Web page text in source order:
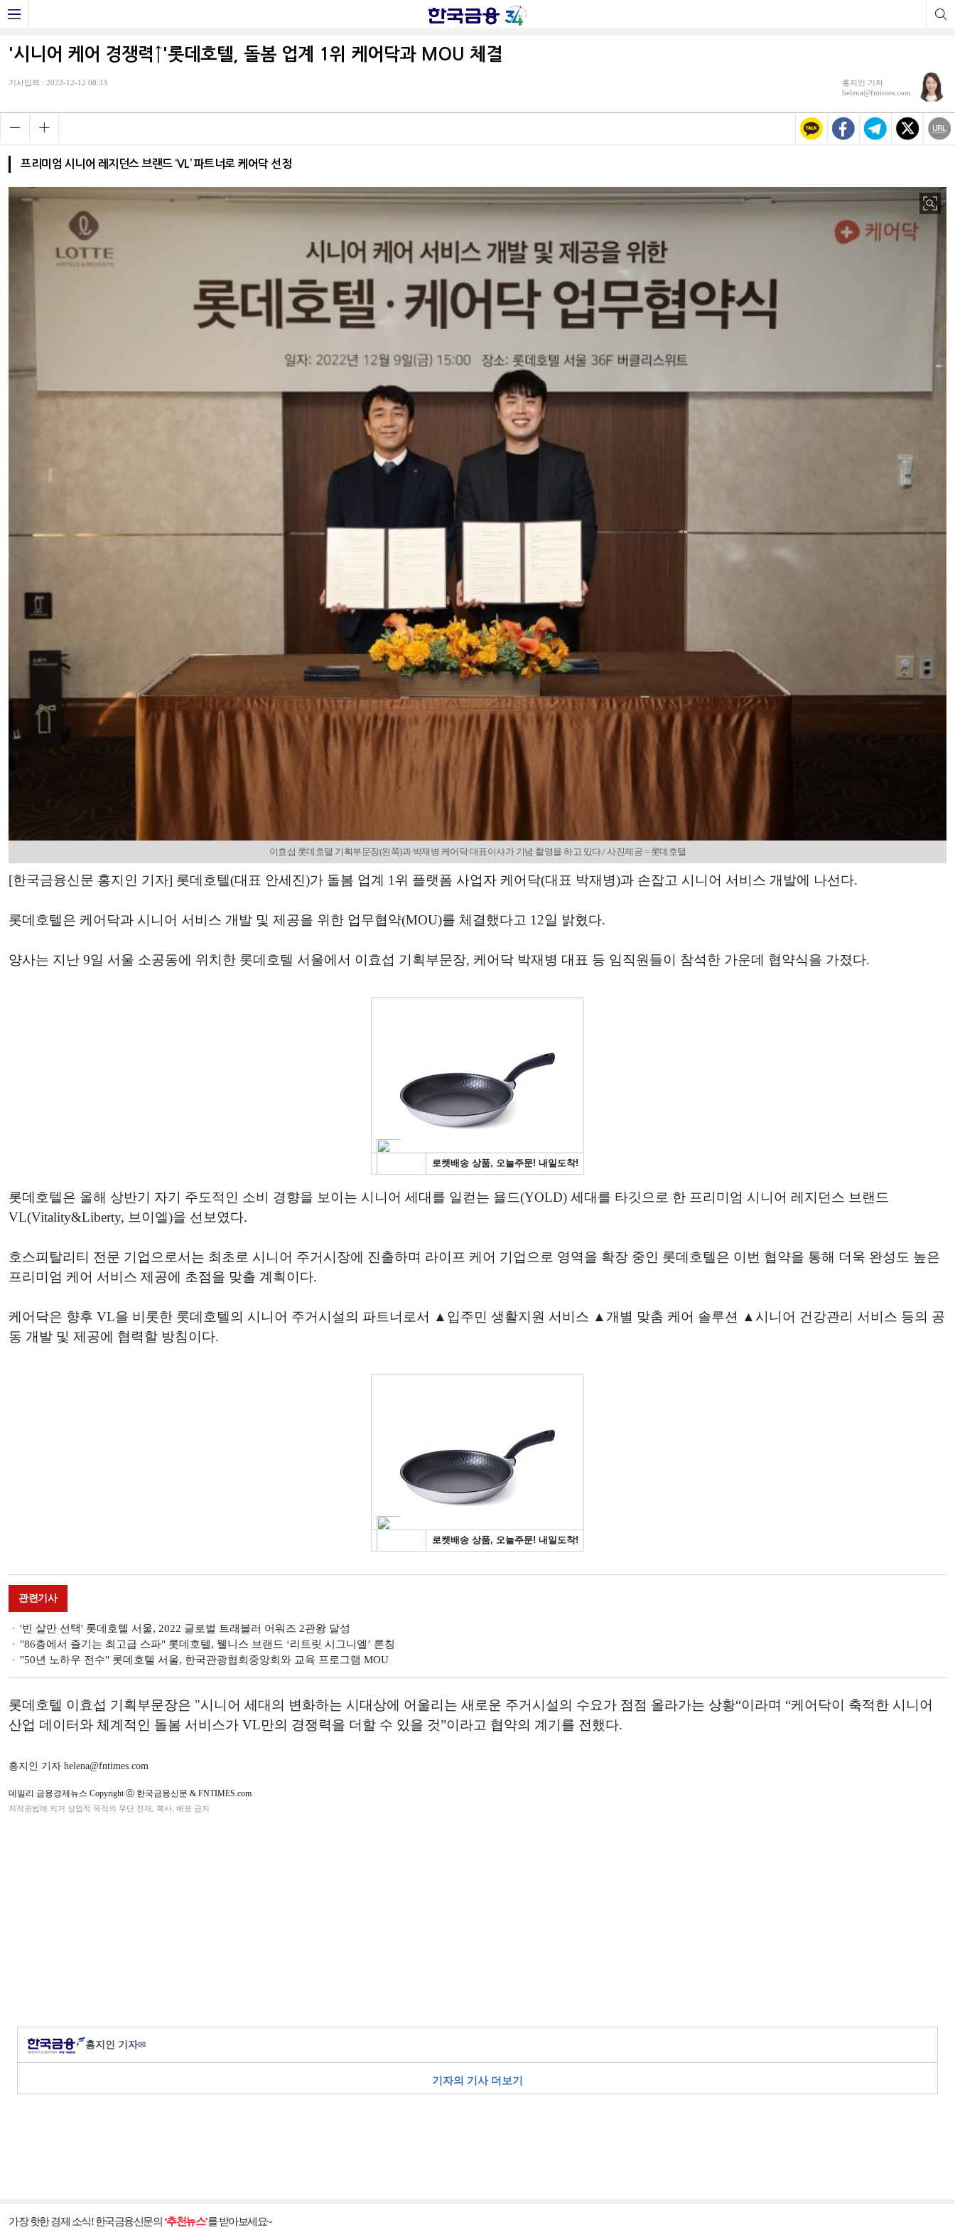
'시니어 케어 경쟁력↑'롯데호텔, 돌봄 업계 1위 케어닥과 MOU 체결
기사입력 : 2022-12-12 08:33
홍지인 기자
helena@fntimes.com
프리미엄 시니어 레지던스 브랜드 ‘VL’ 파트너로 케어닥 선정
이효섭 롯데호텔 기획부문장(왼쪽)과 박재병 케어닥 대표이사가 기념 촬영을 하고 있다./ 사진제공 = 롯데호텔
[한국금융신문 홍지인 기자] 롯데호텔(대표 안세진)가 돌봄 업계 1위 플랫폼 사업자 케어닥(대표 박재병)과 손잡고 시니어 서비스 개발에 나선다.
롯데호텔은 케어닥과 시니어 서비스 개발 및 제공을 위한 업무협약(MOU)를 체결했다고 12일 밝혔다.
양사는 지난 9일 서울 소공동에 위치한 롯데호텔 서울에서 이효섭 기획부문장, 케어닥 박재병 대표 등 임직원들이 참석한 가운데 협약식을 가졌다.
롯데호텔은 올해 상반기 자기 주도적인 소비 경향을 보이는 시니어 세대를 일컫는 욜드(YOLD) 세대를 타깃으로 한 프리미엄 시니어 레지던스 브랜드
VL(Vitality&Liberty, 브이엘)을 선보였다.
호스피탈리티 전문 기업으로서는 최초로 시니어 주거시장에 진출하며 라이프 케어 기업으로 영역을 확장 중인 롯데호텔은 이번 협약을 통해 더욱 완성도 높은
프리미엄 케어 서비스 제공에 초점을 맞출 계획이다.
케어닥은 향후 VL을 비롯한 롯데호텔의 시니어 주거시설의 파트너로서 ▲입주민 생활지원 서비스 ▲개별 맞춤 케어 솔루션 ▲시니어 건강관리 서비스 등의 공
동 개발 및 제공에 협력할 방침이다.
관련기사
'빈 살만 선택' 롯데호텔 서울, 2022 글로벌 트래블러 어워즈 2관왕 달성
"86층에서 즐기는 최고급 스파" 롯데호텔, 웰니스 브랜드 ‘리트릿 시그니엘’ 론칭
"50년 노하우 전수" 롯데호텔 서울, 한국관광협회중앙회와 교육 프로그램 MOU
롯데호텔 이효섭 기획부문장은 "시니어 세대의 변화하는 시대상에 어울리는 새로운 주거시설의 수요가 점점 올라가는 상황“이라며 “케어닥이 축적한 시니어
산업 데이터와 체계적인 돌봄 서비스가 VL만의 경쟁력을 더할 수 있을 것”이라고 협약의 계기를 전했다.
홍지인 기자 helena@fntimes.com
데일리 금융경제뉴스 Copyright ⓒ 한국금융신문 & FNTIMES.com
저작권법에 의거 상업적 목적의 무단 전재, 복사, 배포 금지
홍지인 기자✉
기자의 기사 더보기
가장 핫한 경제 소식! 한국금융신문의 ‘추천뉴스’를 받아보세요~